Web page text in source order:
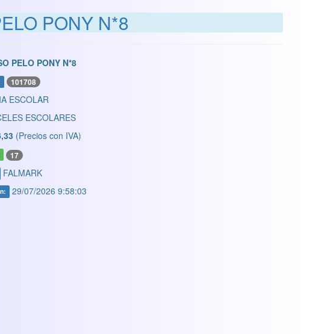
PONY N*8
PELO PONY N*8
101708
ESCOLAR
ESCOLARES
(Precios con IVA)
17
FALMARK
29/07/2026 9:58:03